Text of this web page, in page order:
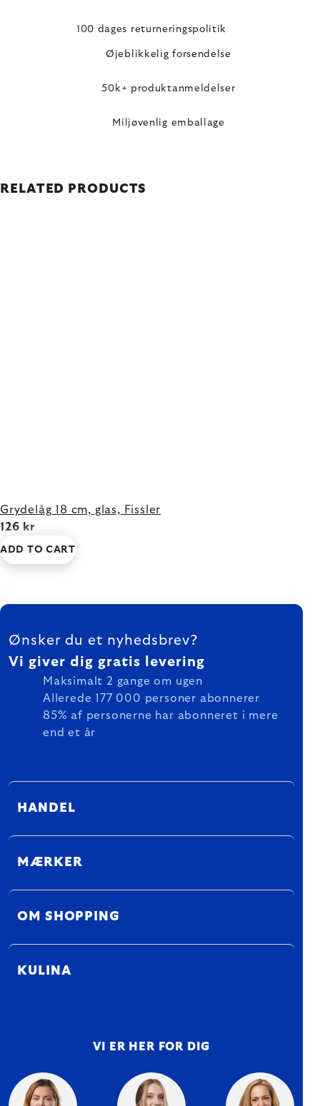
100 dages returneringspolitik
Øjeblikkelig forsendelse
50k+ produktanmeldelser
Miljøvenlig emballage
RELATED PRODUCTS
Grydelåg 18 cm, glas, Fissler
126 kr
ADD TO CART
FOOTER
Ønsker du et nyhedsbrev?
Vi giver dig gratis levering
Maksimalt 2 gange om ugen
Allerede 177 000 personer abonnerer
85% af personerne har abonneret i mere
end et år
HANDEL
MÆRKER
OM SHOPPING
KULINA
VI ER HER FOR DIG